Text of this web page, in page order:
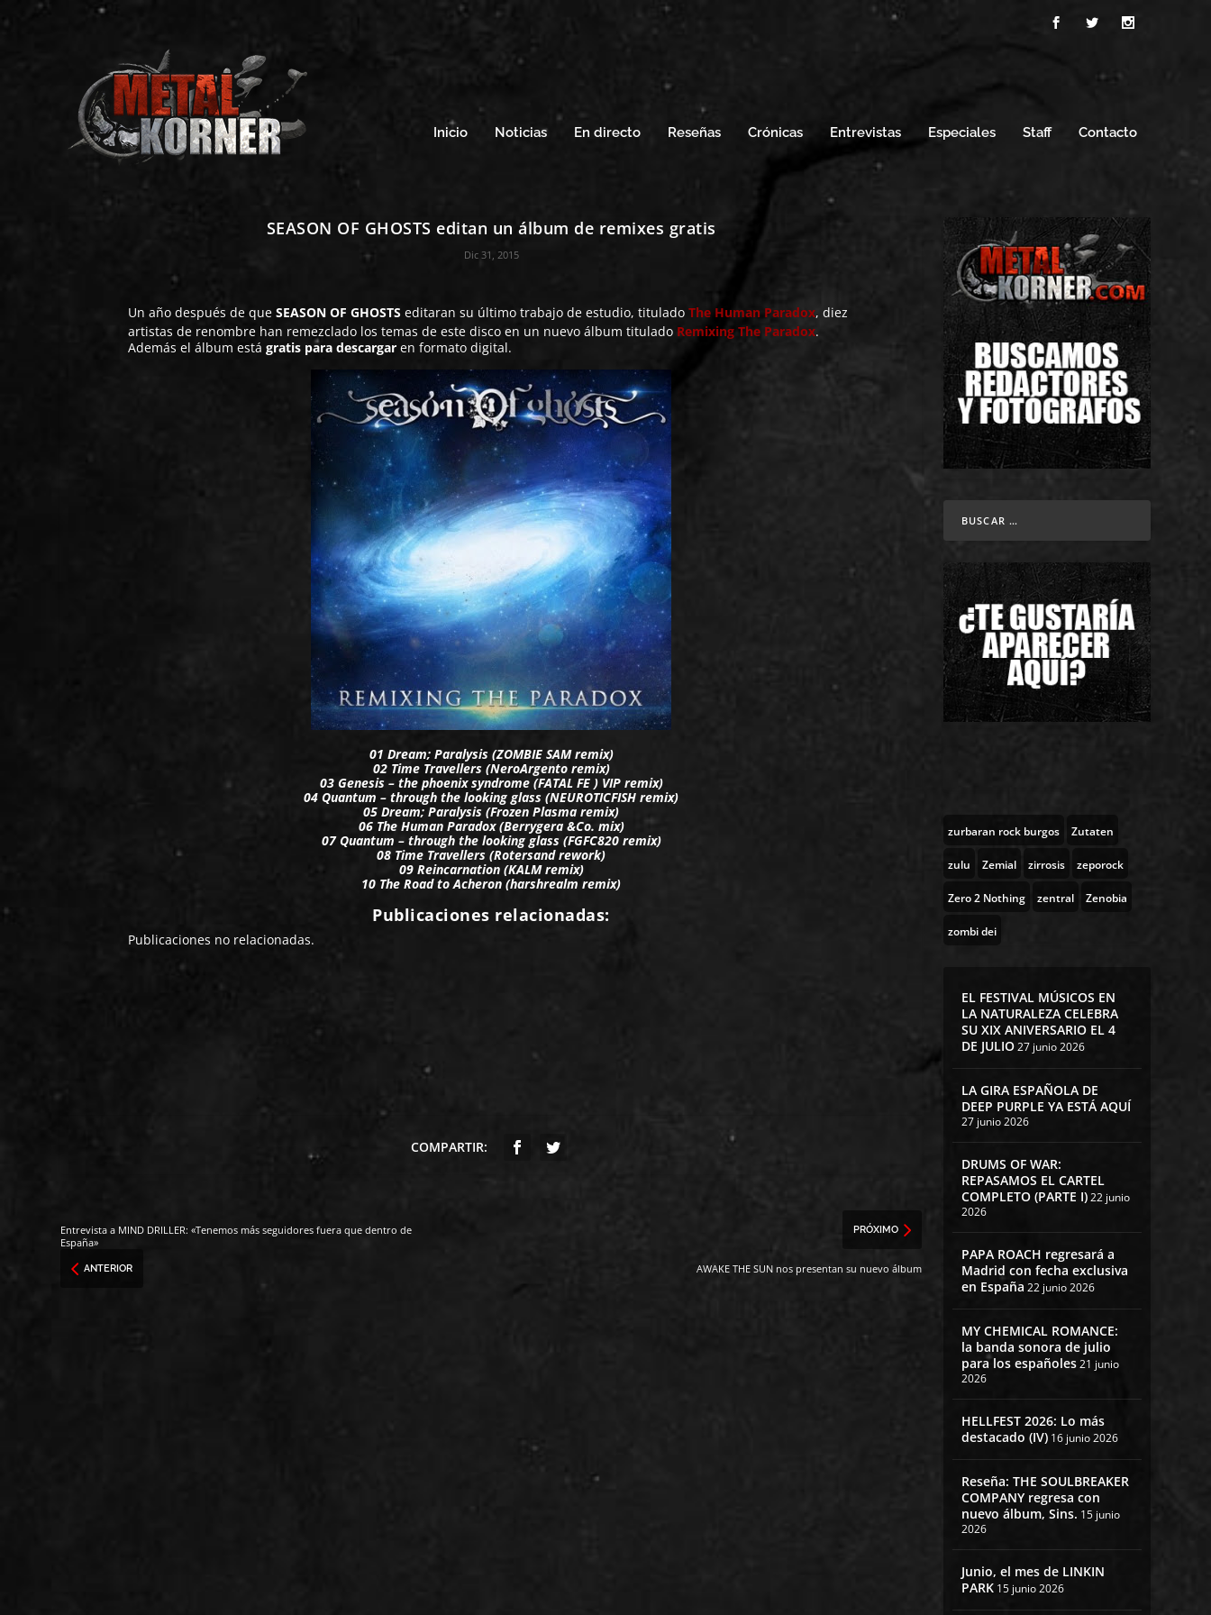
Inicio Noticias En directo Reseñas Crónicas Entrevistas Especiales Staff Contacto
SEASON OF GHOSTS editan un álbum de remixes gratis
Dic 31, 2015
Un año después de queSEASON OF GHOSTS editaran su último trabajo de estudio, tituladoThe Human Paradox, diez
artistas de renombre han remezclado los temas de este disco en un nuevo álbum titulado Remixing The Paradox.
Además el álbum estágratis para descargar en formato digital.
01 Dream; Paralysis (ZOMBIE SAM remix)
02 Time Travellers (NeroArgento remix)
03 Genesis – the phoenix syndrome (FATAL FE ) VIP remix)
04 Quantum – through the looking glass (NEUROTICFISH remix)
05 Dream; Paralysis (Frozen Plasma remix)
06 The Human Paradox (Berrygera &Co. mix)
07 Quantum – through the looking glass (FGFC820 remix)
08 Time Travellers (Rotersand rework)
09 Reincarnation (KALM remix)
10 The Road to Acheron (harshrealm remix)
Publicaciones relacionadas:
Publicaciones no relacionadas.
COMPARTIR:
Entrevista a MIND DRILLER: «Tenemos más seguidores fuera que dentro de
España»
ANTERIOR
PRÓXIMO
AWAKE THE SUN nos presentan su nuevo álbum
zurbaran rock burgos Zutaten
zulu Zemial zirrosis zeporock
Zero 2 Nothing zentral Zenobia
zombi dei
EL FESTIVAL MÚSICOS EN
LA NATURALEZA CELEBRA
SU XIX ANIVERSARIO EL 4
DE JULIO27 junio 2026
LA GIRA ESPAÑOLA DE
DEEP PURPLE YA ESTÁ AQUÍ
27 junio 2026
DRUMS OF WAR:
REPASAMOS EL CARTEL
COMPLETO (PARTE I)22 junio
2026
PAPA ROACH regresará a
Madrid con fecha exclusiva
en España 22 junio 2026
MY CHEMICAL ROMANCE:
la banda sonora de julio
para los españoles21 junio
2026
HELLFEST 2026: Lo más
destacado (IV) 16 junio 2026
Reseña: THE SOULBREAKER
COMPANY regresa con
nuevo álbum, Sins. 15 junio
2026
Junio, el mes de LINKIN
PARK 15 junio 2026